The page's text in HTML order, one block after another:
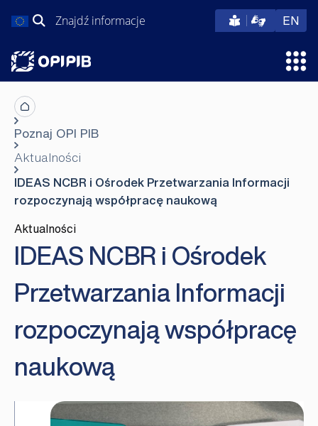
do
Szukaj: EN
Poznaj OPI PIB
Aktualności
IDEAS NCBR i Ośrodek Przetwarzania Informacji
rozpoczynają współpracę naukową
IDEAS NCBR i Ośrodek
Przetwarzania Informacji
rozpoczynają współpracę
naukową
Aktualności